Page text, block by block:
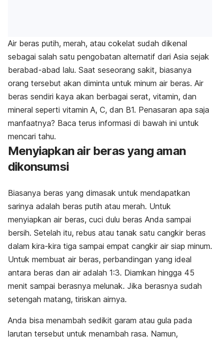
Air beras putih, merah, atau cokelat sudah dikenal
sebagai salah satu pengobatan alternatif dari Asia sejak
berabad-abad lalu. Saat seseorang sakit, biasanya
orang tersebut akan diminta untuk minum air beras. Air
beras sendiri kaya akan berbagai serat, vitamin, dan
mineral seperti vitamin A, C, dan B1. Penasaran apa saja
manfaatnya? Baca terus informasi di bawah ini untuk
mencari tahu.
Menyiapkan air beras yang aman
dikonsumsi
Biasanya beras yang dimasak untuk mendapatkan
sarinya adalah beras putih atau merah. Untuk
menyiapkan air beras, cuci dulu beras Anda sampai
bersih. Setelah itu, rebus atau tanak satu cangkir beras
dalam kira-kira tiga sampai empat cangkir air siap minum.
Untuk membuat air beras, perbandingan yang ideal
antara beras dan air adalah 1:3. Diamkan hingga 45
menit sampai berasnya melunak. Jika berasnya sudah
setengah matang, tiriskan airnya.
Anda bisa menambah sedikit garam atau gula pada
larutan tersebut untuk menambah rasa. Namun,